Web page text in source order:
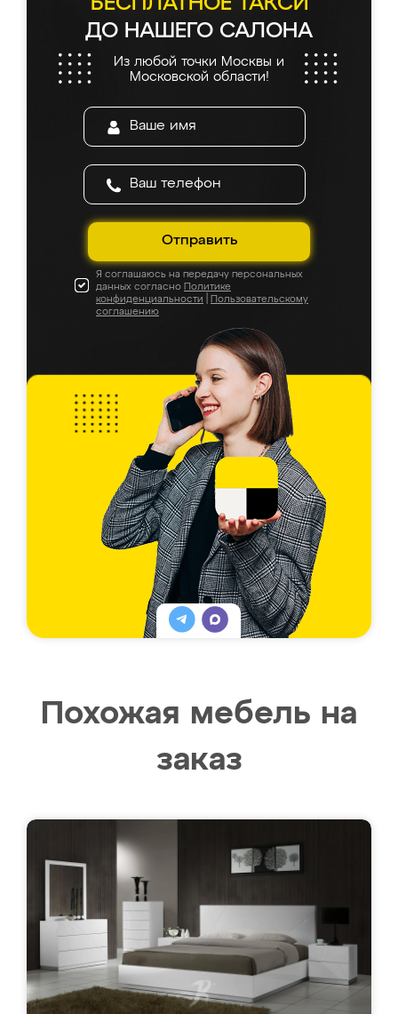
ДО НАШЕГО САЛОНА
Из любой точки Москвы и
Московской области!
Отправить
Я соглашаюсь на передачу персональных
данных согласно Политике
конфиденциальности
Пользовательскому
соглашению
Похожая мебель на
заказ